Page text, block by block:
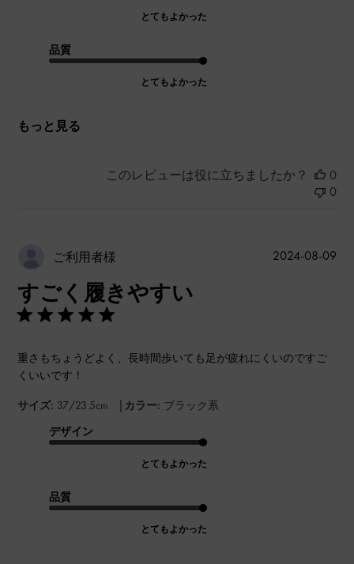
とてもよかった
品質
とてもよかった
もっと見る
このレビューは役に立ちましたか？
0
0
ご利用者様
すごく履きやすい
重さもちょうどよく、長時間歩いても足が疲れにくいのですご
くいいです！
サイズ: 37/23.5cm | カラー: ブラック系
デザイン
とてもよかった
品質
とてもよかった
公
2024-08-09